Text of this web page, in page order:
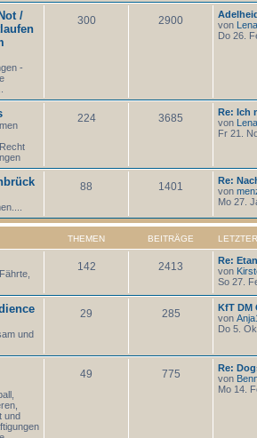
/
-
300 2900
von
Lena
Do 26.
224 3685
Re: Ich
von
Lena
Fr 21.
88 1401
Re:
von
Mo 27.
THEMEN BEITRÄGE
142 2413
Re:
von
So 27.
und
29 285
KfT
von
Do 5.
und
49 775
Re:
von
Mo 14.